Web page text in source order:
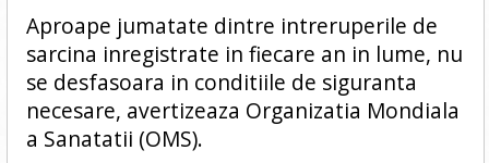
Aproape jumatate dintre intreruperile de
sarcina inregistrate in fiecare an in lume, nu
se desfasoara in conditiile de siguranta
necesare, avertizeaza Organizatia Mondiala
a Sanatatii (OMS).